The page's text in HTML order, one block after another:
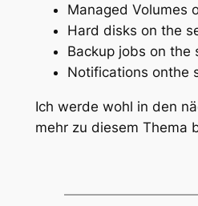
Managed Volumes
Hard disks on the
Backup jobs on the
Notifications onthe
Ich werde wohl in den
mehr zu diesem Thema